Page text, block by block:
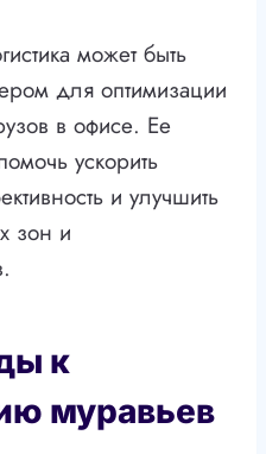
может быть
для оптимизации
в офисе. Ее
ускорить
и улучшить
зон и
к
муравьев